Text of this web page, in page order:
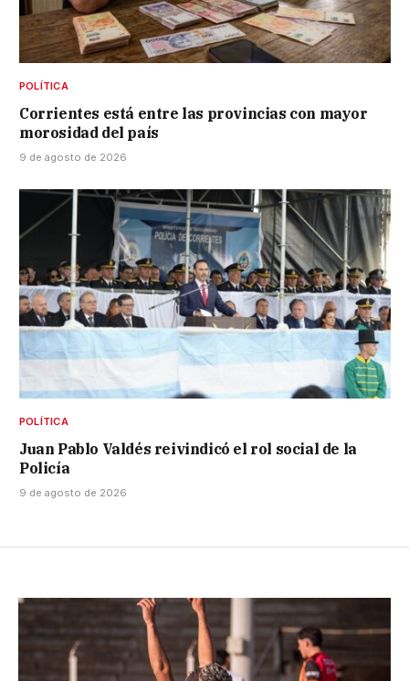
POLÍTICA
Corrientes está entre las provincias con mayor
morosidad del país
9 de agosto de 2026
POLÍTICA
Juan Pablo Valdés reivindicó el rol social de la
Policía
9 de agosto de 2026